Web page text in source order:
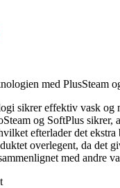
med PlusSteam
sikrer effektiv vask og
og SoftPlus sikrer,
efterlader det
overlegent, da det
med andre